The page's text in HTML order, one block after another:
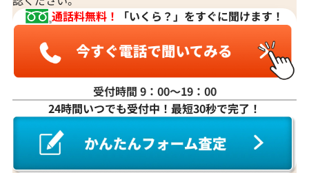
通話料無料！
「いくら？」をすぐに聞けます！
受付時間 9：00〜19：00
24時間いつでも受付中！最短30秒で完了！